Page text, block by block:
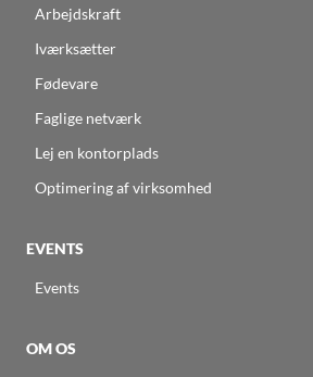
Arbejdskraft
Iværksætter
Fødevare
Faglige netværk
Lej en kontorplads
Optimering af virksomhed
EVENTS
Events
OM OS